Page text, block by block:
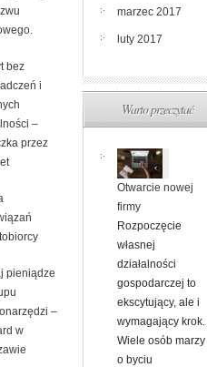
bez
i
–
przez
pieniądze
–
w
marzec 2017
luty 2017
Warto przeczytać
Otwarcie nowej
firmy
Rozpoczęcie
własnej
działalności
gospodarczej to
ekscytujący, ale i
wymagający krok.
Wiele osób marzy
o byciu